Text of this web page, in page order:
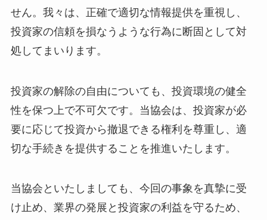
せん。我々は、正確で適切な情報提供を重視し、
投資家の信頼を損なうような行為に断固として対
処してまいります。
投資家の解除の自由についても、投資環境の健全
性を保つ上で不可欠です。当協会は、投資家が必
要に応じて投資から撤退できる権利を尊重し、適
切な手続きを提供することを推進いたします。
当協会といたしましても、今回の事象を真摯に受
け止め、業界の発展と投資家の利益を守るため、